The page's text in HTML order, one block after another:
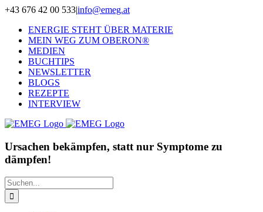
Zum
springen
+43 676 42 00 533|info@emeg.at
ENERGIE STEHT ÜBER MATERIE
MEIN WEG ZUM OBERON®
MEDIEN
BUCHTIPS
NEWSLETTER
BLOGS
REZEPTE
INTERVIEW
Ursachen bekämpfen, statt nur Symptome zu
dämpfen!
Suche
nach: